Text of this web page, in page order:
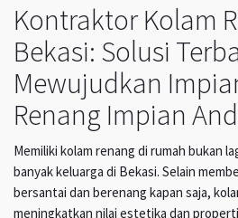
Kontraktor Kolam
Bekasi: Solusi
Mewujudkan
Renang Impian
Memiliki kolam renang di rumah bukan
banyak keluarga di Bekasi. Selain
bersantai dan berenang kapan saja,
meningkatkan nilai estetika dan